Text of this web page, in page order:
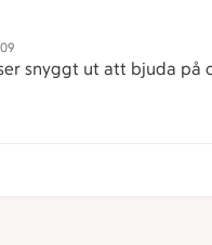
snyggt ut att bjuda på